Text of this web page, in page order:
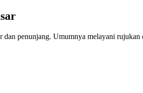
dan penunjang. Umumnya melayani